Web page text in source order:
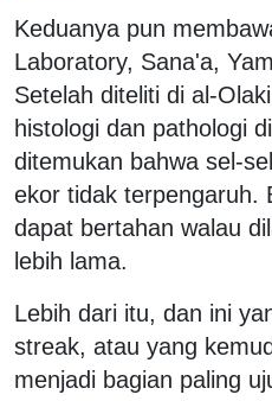
Keduanya pun
Laboratory, Sana'a,
Setelah diteliti di al-
histologi dan pathologi
ditemukan bahwa sel-
ekor tidak terpengaruh.
dapat bertahan walau
lebih lama.
Lebih dari itu, dan ini
streak, atau yang
menjadi bagian paling